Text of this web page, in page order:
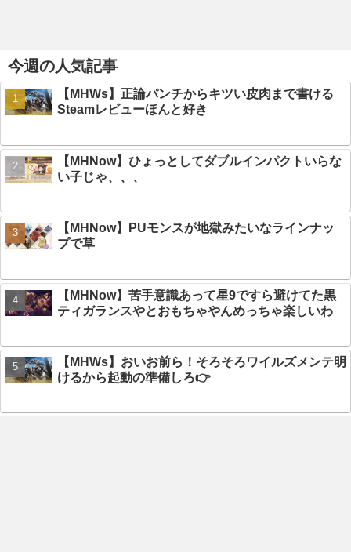
今週の人気記事
【MHWs】正論パンチからキツい皮肉まで書ける
Steamレビューほんと好き
【MHNow】ひょっとしてダブルインパクトいらな
い子じゃ、、、
【MHNow】PUモンスが地獄みたいなラインナッ
プで草
【MHNow】苦手意識あって星9ですら避けてた黒
ティガランスやとおもちゃやんめっちゃ楽しいわ
【MHWs】おいお前ら！そろそろワイルズメンテ明
けるから起動の準備しろ👉